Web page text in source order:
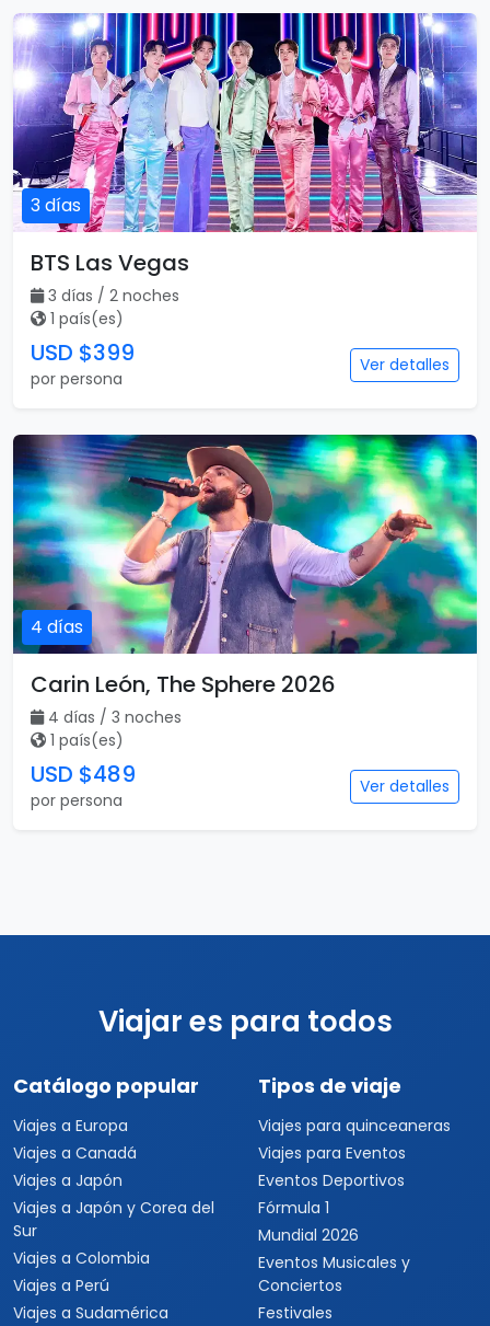
3 días
BTS Las Vegas
3 días / 2 noches
1 país(es)
USD $399
por persona
Ver detalles
4 días
Carin León, The Sphere 2026
4 días / 3 noches
1 país(es)
USD $489
por persona
Ver detalles
Viajar es para todos
Catálogo popular
Viajes a Europa
Viajes a Canadá
Viajes a Japón
Viajes a Japón y Corea del
Sur
Viajes a Colombia
Viajes a Perú
Viajes a Sudamérica
Tipos de viaje
Viajes para quinceaneras
Viajes para Eventos
Eventos Deportivos
Fórmula 1
Mundial 2026
Eventos Musicales y
Conciertos
Festivales